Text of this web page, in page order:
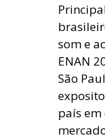
som e
ENAN
São
país em